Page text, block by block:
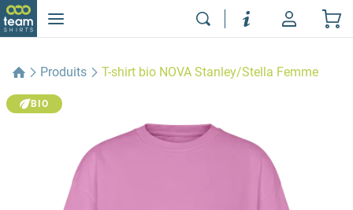
Produits T-shirt bio NOVA Stanley/Stella Femme
BIO